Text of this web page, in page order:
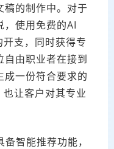
稿的制作中。对于
，使用免费的AI
支，同时获得专
由职业者在接到
一份符合要求的
让客户对其专业
备智能推荐功能，